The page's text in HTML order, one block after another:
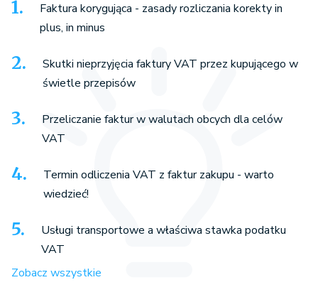
Faktura korygująca - zasady rozliczania korekty in
plus, in minus
Skutki nieprzyjęcia faktury VAT przez kupującego w
świetle przepisów
Przeliczanie faktur w walutach obcych dla celów
VAT
Termin odliczenia VAT z faktur zakupu - warto
wiedzieć!
Usługi transportowe a właściwa stawka podatku
VAT
Zobacz wszystkie